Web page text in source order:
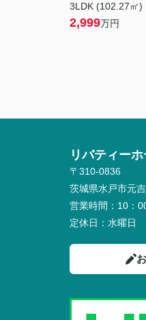
3LDK (102.27㎡)
2,999万円
リバティー
〒310-0836
茨城県水戸市元
営業時間： 10：
定休日： 水曜日